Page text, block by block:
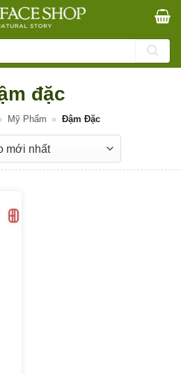
đặc
Mỹ Phẩm » Đậm Đặc